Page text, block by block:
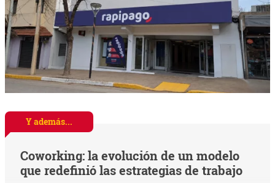
Y además...
Coworking: la evolución de un modelo
que redefinió las estrategias de trabajo